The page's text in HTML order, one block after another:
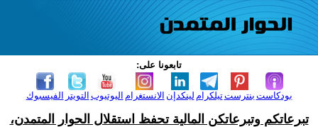
تابعونا على:
الفيسبوك التويتر اليوتيوب الانستغرام لينكدإن تيلكرامبنترست بودكاست
تبرعاتكم وتبرعاتكن المالية تحفظ استقلال الحوار المتمدن،